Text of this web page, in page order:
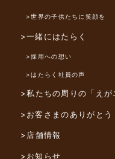
>世界の子供たちに笑顔を
>一緒にはたらく
>採用への想い
>はたらく社員の声
>私たちの周りの「えが
>お客さまのありがとう
>店舗情報
>お知らせ